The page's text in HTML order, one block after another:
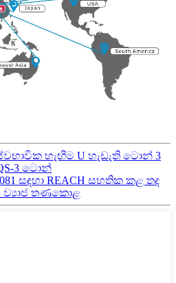
හැඟීම U හැඩැති ටොන් 3
3 ටොන්
සඳහා REACH සහතික කළ තද
ව්‍යාජ තණකොළ